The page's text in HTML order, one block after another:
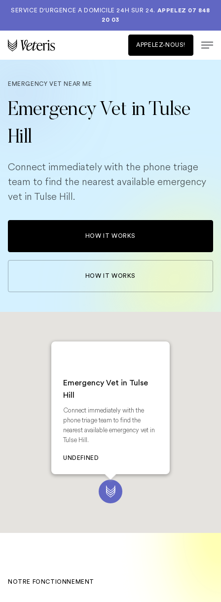
SERVICE D'URGENCE A DOMICILE 24H SUR 24. APPELEZ 07 848
20 03
APPELEZ-NOUS!
EMERGENCY VET NEAR ME
Emergency Vet in Tulse
Hill
Connect immediately with the phone triage
team to find the nearest available emergency
vet in Tulse Hill.
HOW IT WORKS
HOW IT WORKS
Emergency Vet in Tulse
Hill
Connect immediately with the
phone triage team to find the
nearest available emergency vet in
Tulse Hill.
UNDEFINED
NOTRE FONCTIONNEMENT